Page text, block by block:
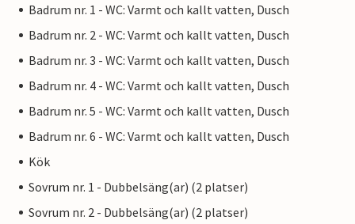
Badrum nr. 1 - WC: Varmt och kallt vatten, Dusch
Badrum nr. 2 - WC: Varmt och kallt vatten, Dusch
Badrum nr. 3 - WC: Varmt och kallt vatten, Dusch
Badrum nr. 4 - WC: Varmt och kallt vatten, Dusch
Badrum nr. 5 - WC: Varmt och kallt vatten, Dusch
Badrum nr. 6 - WC: Varmt och kallt vatten, Dusch
Kök
Sovrum nr. 1 - Dubbelsäng(ar) (2 platser)
Sovrum nr. 2 - Dubbelsäng(ar) (2 platser)